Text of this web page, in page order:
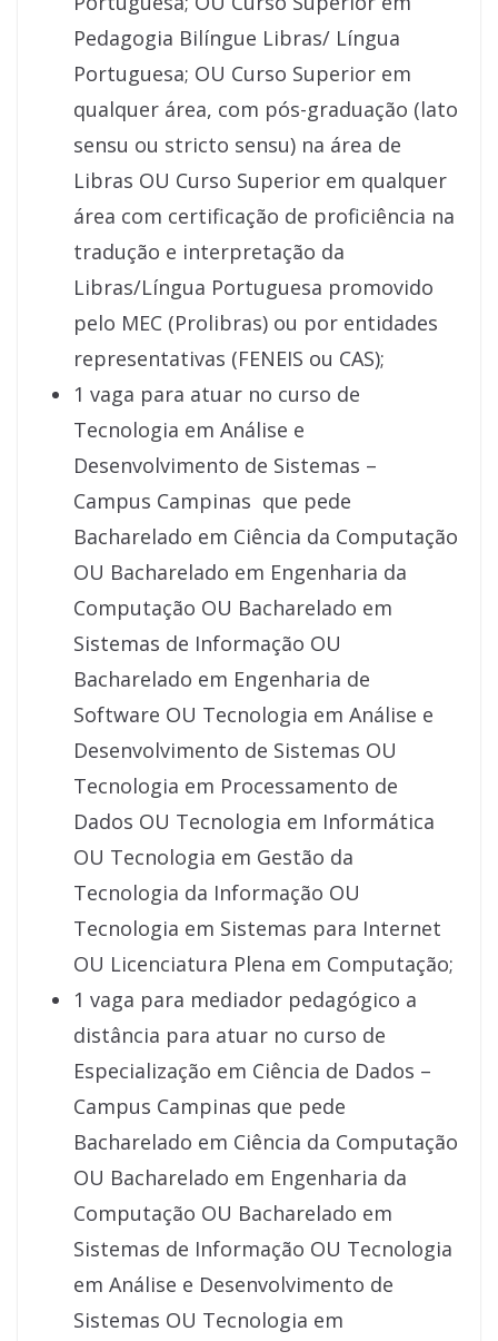
Pedagogia Bilíngue Libras/ Língua
Portuguesa; OU Curso Superior em
qualquer área, com pós-graduação (lato
sensu ou stricto sensu) na área de
Libras OU Curso Superior em qualquer
área com certificação de proficiência na
tradução e interpretação da
Libras/Língua Portuguesa promovido
pelo MEC (Prolibras) ou por entidades
representativas (FENEIS ou CAS);
1 vaga para atuar no curso de
Tecnologia em Análise e
Desenvolvimento de Sistemas –
Campus Campinas que pede
Bacharelado em Ciência da Computação
OU Bacharelado em Engenharia da
Computação OU Bacharelado em
Sistemas de Informação OU
Bacharelado em Engenharia de
Software OU Tecnologia em Análise e
Desenvolvimento de Sistemas OU
Tecnologia em Processamento de
Dados OU Tecnologia em Informática
OU Tecnologia em Gestão da
Tecnologia da Informação OU
Tecnologia em Sistemas para Internet
OU Licenciatura Plena em Computação;
1 vaga para mediador pedagógico a
distância para atuar no curso de
Especialização em Ciência de Dados –
Campus Campinas que pede
Bacharelado em Ciência da Computação
OU Bacharelado em Engenharia da
Computação OU Bacharelado em
Sistemas de Informação OU Tecnologia
em Análise e Desenvolvimento de
Sistemas OU Tecnologia em